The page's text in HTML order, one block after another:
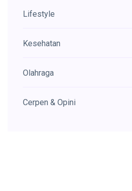
Lifestyle
Kesehatan
Olahraga
Cerpen & Opini